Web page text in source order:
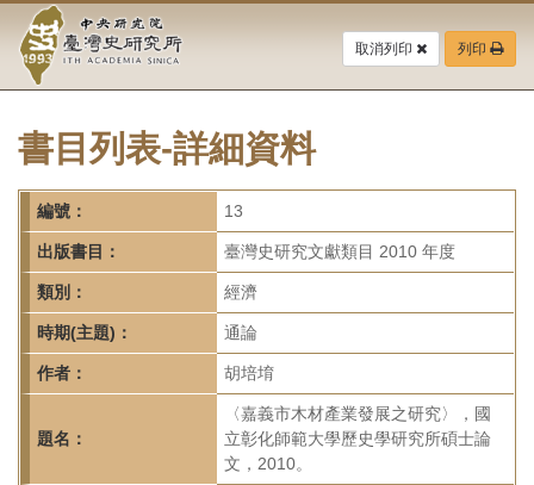
要
中
央
研
究
院-
臺
灣
史
研
究
取消列印 列印
書目列表-詳細資料
編號： 13
出版書目： 臺灣史研究文獻類目 2010 年度
類別： 經濟
時期(主題)： 通論
作者： 胡培堉
題名：
〈嘉義市木材產業發展之研究〉，國
立彰化師範大學歷史學研究所碩士論
文，2010。